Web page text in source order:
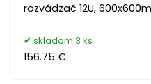
rozvádzač 12U,
skladom 3 ks
156.75 €